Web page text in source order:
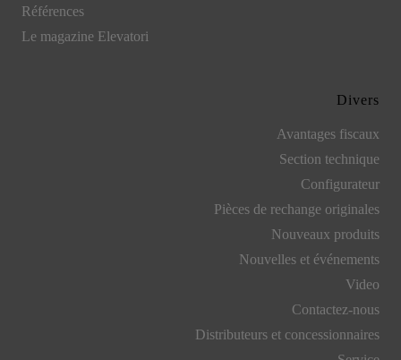
Références
Le magazine Elevatori
Divers
Avantages fiscaux
Section technique
Configurateur
Pièces de rechange originales
Nouveaux produits
Nouvelles et événements
Video
Contactez-nous
Distributeurs et concessionnaires